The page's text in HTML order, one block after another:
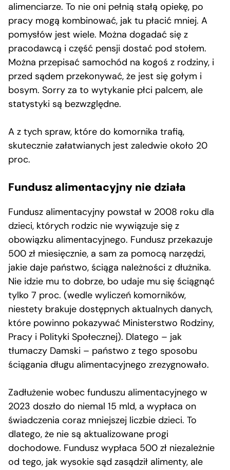
alimenciarze. To nie oni pełnią stałą opiekę, po
pracy mogą kombinować, jak tu płacić mniej. A
pomysłów jest wiele. Można dogadać się z
pracodawcą i część pensji dostać pod stołem.
Można przepisać samochód na kogoś z rodziny, i
przed sądem przekonywać, że jest się gołym i
bosym. Sorry za to wytykanie płci palcem, ale
statystyki są bezwzględne.
A z tych spraw, które do komornika trafią,
skutecznie załatwianych jest zaledwie około 20
proc.
Fundusz alimentacyjny nie działa
Fundusz alimentacyjny powstał w 2008 roku dla
dzieci, których rodzic nie wywiązuje się z
obowiązku alimentacyjnego. Fundusz przekazuje
500 zł miesięcznie, a sam za pomocą narzędzi,
jakie daje państwo, ściąga należności z dłużnika.
Nie idzie mu to dobrze, bo udaje mu się ściągnąć
tylko 7 proc. (wedle wyliczeń komorników,
niestety brakuje dostępnych aktualnych danych,
które powinno pokazywać Ministerstwo Rodziny,
Pracy i Polityki Społecznej). Dlatego – jak
tłumaczy Damski – państwo z tego sposobu
ściągania długu alimentacyjnego zrezygnowało.
Zadłużenie wobec funduszu alimentacyjnego w
2023 doszło do niemal 15 mld, a wypłaca on
świadczenia coraz mniejszej liczbie dzieci. To
dlatego, że nie są aktualizowane progi
dochodowe. Fundusz wypłaca 500 zł niezależnie
od tego, jak wysokie sąd zasądził alimenty, ale